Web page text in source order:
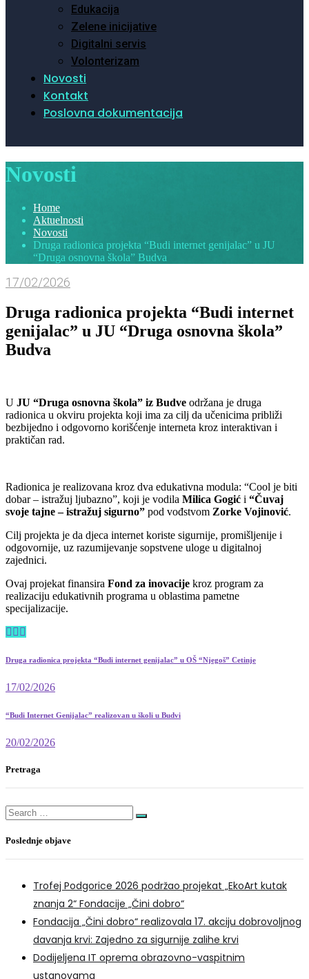
Edukacija
Zelene inicijative
Digitalni servis
Volonterizam
Novosti
Kontakt
Poslovna dokumentacija
Novosti
Home
Aktuelnosti
Novosti
Druga radionica projekta “Budi internet genijalac” u JU
“Druga osnovna škola” Budva
17/02/2026
Druga radionica projekta “Budi internet
genijalac” u JU “Druga osnovna škola”
Budva
U JU “Druga osnovna škola” iz Budve održana je druga
radionica u okviru projekta koji ima za cilj da učenicima približi
bezbijedno i odgovorno korišćenje interneta kroz interaktivan i
praktičan rad.
Radionica je realizovana kroz dva edukativna modula: “Cool je biti
dobar – istražuj ljubazno”, koji je vodila Milica Gogić i “Čuvaj
svoje tajne – istražuj sigurno” pod vođstvom Zorke Vojinović.
Cilj projekta je da djeca internet koriste sigurnije, promišljenije i
odgovornije, uz razumijevanje sopstvene uloge u digitalnoj
zajednici.
Ovaj projekat finansira Fond za inovacije kroz program za
realizaciju edukativnih programa u oblastima pametne
specijalizacije.
Druga radionica projekta “Budi internet genijalac” u OŠ “Njegoš” Cetinje
17/02/2026
“Budi Internet Genijalac” realizovan u školi u Budvi
20/02/2026
Pretraga
Search
for:
Poslednje objave
Trofej Podgorice 2026 podržao projekat „EkoArt kutak
znanja 2“ Fondacije „Čini dobro“
Fondacija „Čini dobro“ realizovala 17. akciju dobrovoljnog
davanja krvi: Zajedno za sigurnije zalihe krvi
Dodijeljena IT oprema obrazovno-vaspitnim
ustanovama